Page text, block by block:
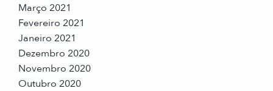
Março 2021
Fevereiro 2021
Janeiro 2021
Dezembro 2020
Novembro 2020
Outubro 2020